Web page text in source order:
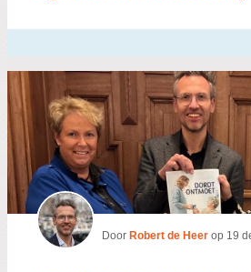
Door Robert de Heer op 19